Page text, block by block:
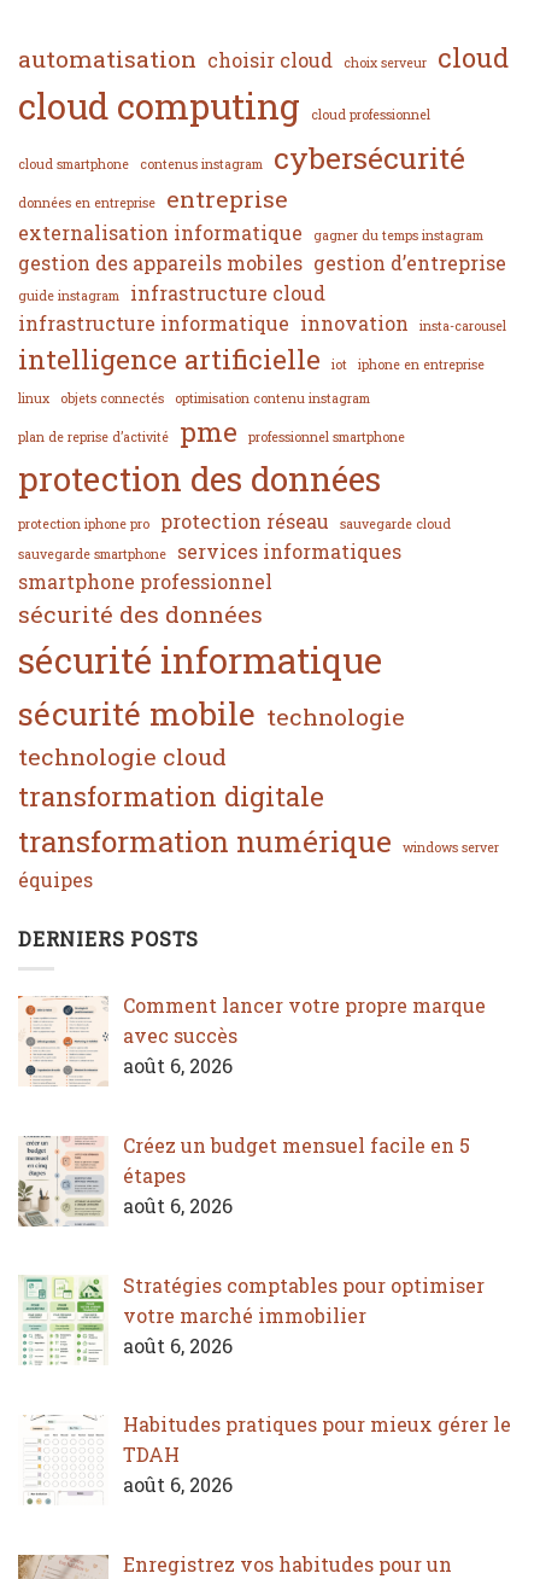
automatisation choisir cloud choix serveur cloud
cloud computing cloud professionnel
cloud smartphone contenus instagram cybersécurité
données en entreprise entreprise
externalisation informatique gagner du temps instagram
gestion des appareils mobiles gestion d’entreprise
guide instagram
infrastructure cloud
infrastructure informatique innovation insta-carousel
intelligence artificielle iot
iphone en entreprise
linux
objets connectés optimisation contenu instagram
plan de reprise d’activité pme professionnel smartphone
protection des données
protection iphone pro protection réseau
sauvegarde cloud
sauvegarde smartphone
services informatiques
smartphone professionnel
sécurité des données
sécurité informatique
sécurité mobile technologie
technologie cloud
transformation digitale
transformation numérique windows server
équipes
DERNIERS POSTS
Comment lancer votre propre marque
avec succès
août 6, 2026
Créez un budget mensuel facile en 5
étapes
août 6, 2026
Stratégies comptables pour optimiser
votre marché immobilier
août 6, 2026
Habitudes pratiques pour mieux gérer le
TDAH
août 6, 2026
Enregistrez vos habitudes pour un